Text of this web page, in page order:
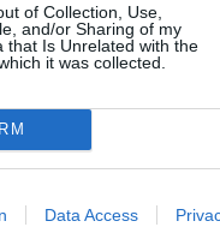
of Collection, Use,
and/or Sharing of my
that Is Unrelated with the
it was collected.
Data Access